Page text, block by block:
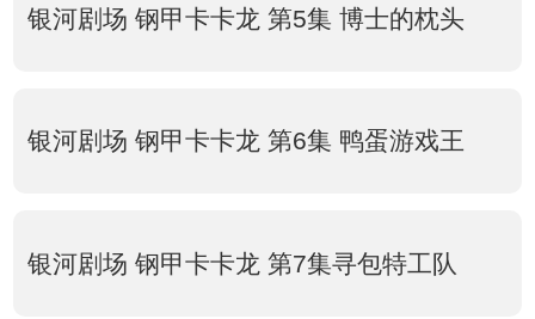
银河剧场 钢甲卡卡龙 第5集 博士的枕头
银河剧场 钢甲卡卡龙 第6集 鸭蛋游戏王
银河剧场 钢甲卡卡龙 第7集寻包特工队